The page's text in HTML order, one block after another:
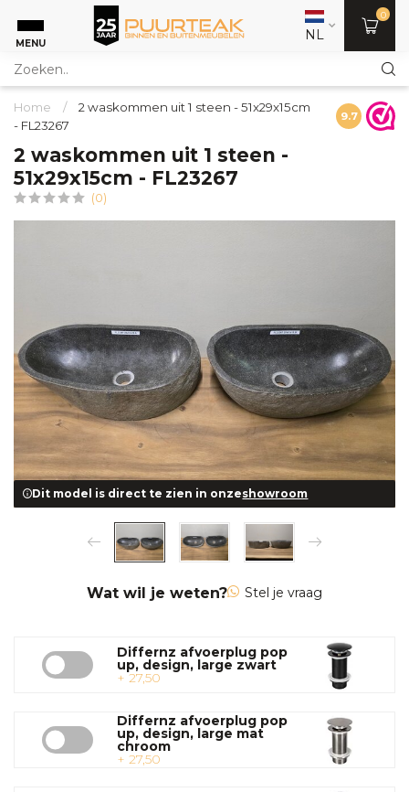
MENU NL
0
Home /
2 waskommen uit 1 steen - 51x29x15cm
- FL23267
9.7
2 waskommen uit 1 steen -
51x29x15cm - FL23267
(0)
Dit model is direct te zien in onzeshowroom
Wat wil je weten? Stel je vraag
Differnz afvoerplug pop
up, design, large zwart
+ 27,50
Differnz afvoerplug pop
up, design, large mat
chroom
+ 27,50